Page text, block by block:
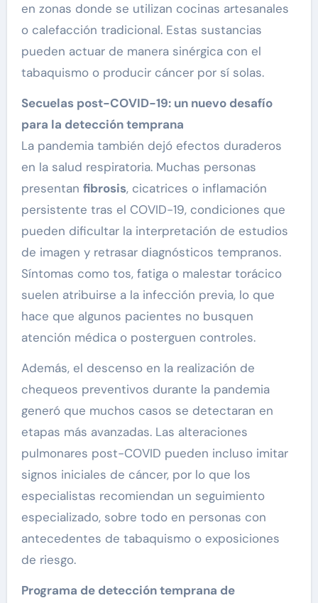
en zonas donde se utilizan cocinas artesanales
o calefacción tradicional. Estas sustancias
pueden actuar de manera sinérgica con el
tabaquismo o producir cáncer por sí solas.
Secuelas post-COVID-19: un nuevo desafío
para la detección temprana
La pandemia también dejó efectos duraderos
en la salud respiratoria. Muchas personas
presentan fibrosis, cicatrices o inflamación
persistente tras el COVID-19, condiciones que
pueden dificultar la interpretación de estudios
de imagen y retrasar diagnósticos tempranos.
Síntomas como tos, fatiga o malestar torácico
suelen atribuirse a la infección previa, lo que
hace que algunos pacientes no busquen
atención médica o posterguen controles.
Además, el descenso en la realización de
chequeos preventivos durante la pandemia
generó que muchos casos se detectaran en
etapas más avanzadas. Las alteraciones
pulmonares post-COVID pueden incluso imitar
signos iniciales de cáncer, por lo que los
especialistas recomiendan un seguimiento
especializado, sobre todo en personas con
antecedentes de tabaquismo o exposiciones
de riesgo.
Programa de detección temprana de